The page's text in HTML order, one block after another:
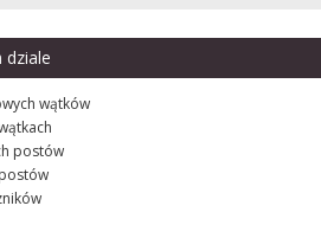
dziale
wątków
postów